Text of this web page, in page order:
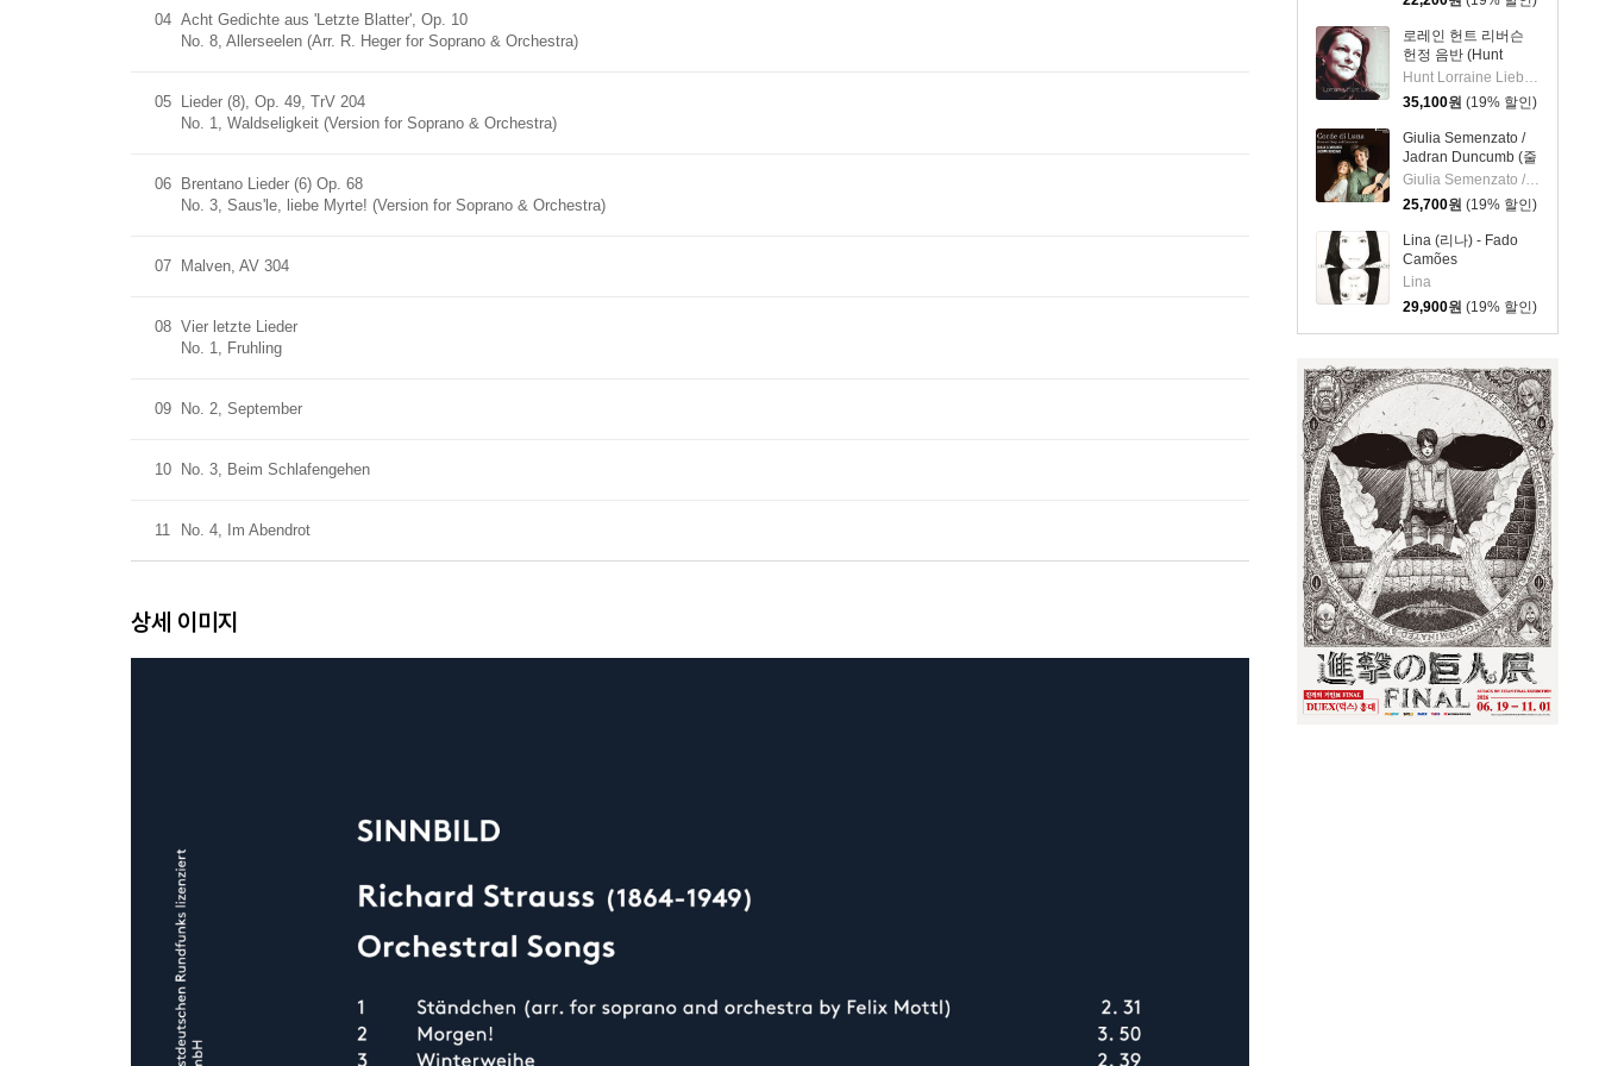
로레인 헌트 리버슨
헌정 음반 (Hunt
Lorraine Lieberson
Tribute)
Hunt Lorraine Lieberson
35,100원 (19% 할인)
Giulia Semenzato /
Jadran Duncumb (줄
리아 세멘자토 / 자드
란 둔쿰브) - 낭만 가
곡과 칸초네타
(Romantics Songs
And Canzonette)
Giulia Semenzato / Jadran Duncumb
25,700원 (19% 할인)
Lina (리나) - Fado
Camões
Lina
29,900원 (19% 할인)
04 Acht Gedichte aus 'Letzte Blatter', Op. 10
No. 8, Allerseelen (Arr. R. Heger for Soprano & Orchestra)
05
Lieder (8), Op. 49, TrV 204
No. 1, Waldseligkeit (Version for Soprano & Orchestra)
06
Brentano Lieder (6) Op. 68
No. 3, Saus'le, liebe Myrte! (Version for Soprano & Orchestra)
07 Malven, AV 304
08 Vier letzte Lieder
No. 1, Fruhling
09 No. 2, September
10 No. 3, Beim Schlafengehen
11 No. 4, Im Abendrot
상세 이미지